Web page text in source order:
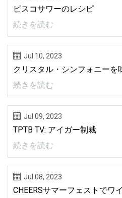
ピスコサワーのレシピ
続きを読む
Jul 10, 2023
クリスタル・シンフォニーを
続きを読む
Jul 09, 2023
TPTB TV: アイガー制裁
続きを読む
Jul 08, 2023
CHEERSサマーフェストでワ